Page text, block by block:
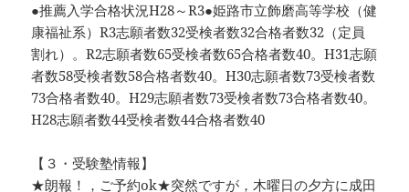
●推薦入学合格状況H28～R3●姫路市立飾磨高等学校（健
康福祉系）R3志願者数32受検者数32合格者数32（定員
割れ）。R2志願者数65受検者数65合格者数40。H31志願
者数58受検者数58合格者数40。H30志願者数73受検者数
73合格者数40。H29志願者数73受検者数73合格者数40。
H28志願者数44受検者数44合格者数40
【３・受験塾情報】
★朗報！，ご予約ok★突然ですが，木曜日の夕方に成田